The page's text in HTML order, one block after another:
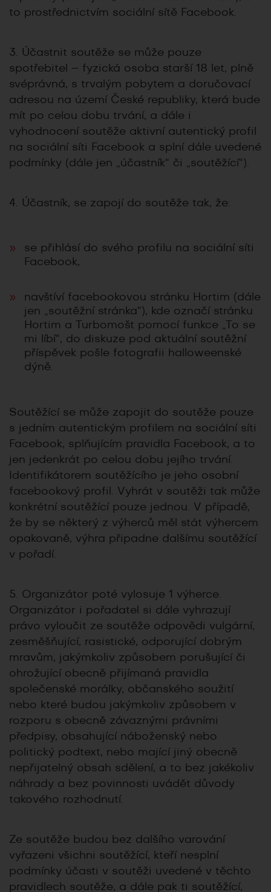
to prostřednictvím sociální sítě Facebook.
3. Účastnit soutěže se může pouze
spotřebitel – fyzická osoba starší 18 let, plně
svéprávná, s trvalým pobytem a doručovací
adresou na území České republiky, která bude
mít po celou dobu trvání, a dále i
vyhodnocení soutěže aktivní autentický profil
na sociální síti Facebook a splní dále uvedené
podmínky (dále jen „účastník“ či „soutěžící“).
4. Účastník, se zapojí do soutěže tak, že:
se přihlásí do svého profilu na sociální síti
Facebook,
navštíví facebookovou stránku Hortim (dále
jen „soutěžní stránka“), kde označí stránku
Hortim a Turbomošt pomocí funkce „To se
mi líbí“, do diskuze pod aktuální soutěžní
příspěvek pošle fotografii halloweenské
dýně.
Soutěžící se může zapojit do soutěže pouze
s jedním autentickým profilem na sociální síti
Facebook, splňujícím pravidla Facebook, a to
jen jedenkrát po celou dobu jejího trvání.
Identifikátorem soutěžícího je jeho osobní
facebookový profil. Vyhrát v soutěži tak může
konkrétní soutěžící pouze jednou. V případě,
že by se některý z výherců měl stát výhercem
opakovaně, výhra připadne dalšímu soutěžící
v pořadí.
5. Organizátor poté vylosuje 1 výherce.
Organizátor i pořadatel si dále vyhrazují
právo vyloučit ze soutěže odpovědi vulgární,
zesměšňující, rasistické, odporující dobrým
mravům, jakýmkoliv způsobem porušující či
ohrožující obecně přijímaná pravidla
společenské morálky, občanského soužití
nebo které budou jakýmkoliv způsobem v
rozporu s obecně závaznými právními
předpisy, obsahující náboženský nebo
politický podtext, nebo mající jiný obecně
nepřijatelný obsah sdělení, a to bez jakékoliv
náhrady a bez povinnosti uvádět důvody
takového rozhodnutí.
Ze soutěže budou bez dalšího varování
vyřazeni všichni soutěžící, kteří nesplní
podmínky účasti v soutěži uvedené v těchto
pravidlech soutěže, a dále pak ti soutěžící,